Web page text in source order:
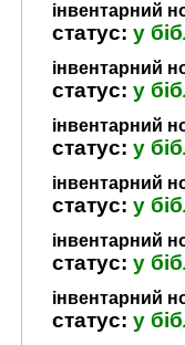
інвентарний
статус: у
інвентарний
статус: у
інвентарний
статус: у
інвентарний
статус: у
інвентарний
статус: у
інвентарний
статус: у